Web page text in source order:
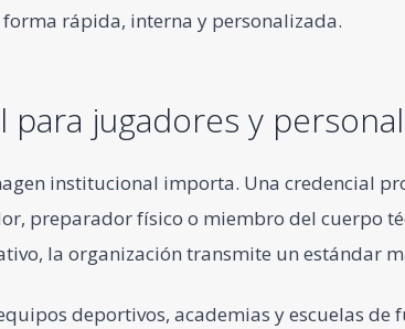
rápida, interna y personalizada.
jugadores y personal
institucional importa. Una credencial
preparador físico o miembro del cuerpo
la organización transmite un estándar
deportivos, academias y escuelas